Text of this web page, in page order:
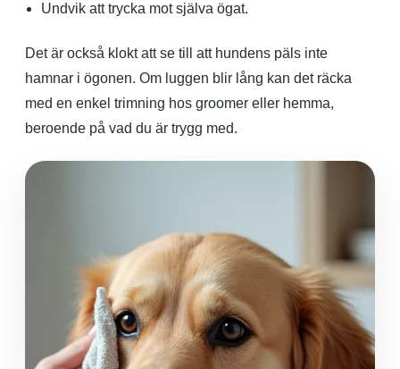
Undvik att trycka mot själva ögat.
Det är också klokt att se till att hundens päls inte
hamnar i ögonen. Om luggen blir lång kan det räcka
med en enkel trimning hos groomer eller hemma,
beroende på vad du är trygg med.